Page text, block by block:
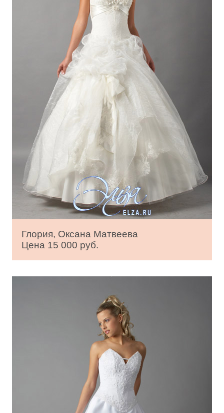
Глория, Оксана Матвеева
Цена 15 000 руб.